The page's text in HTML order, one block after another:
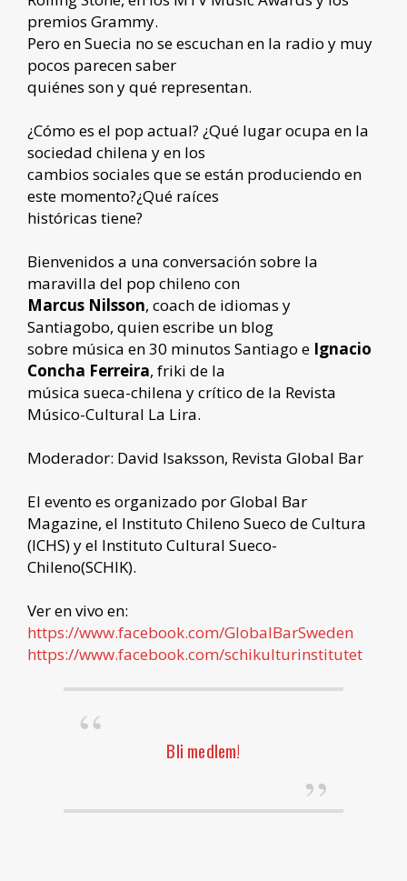
premios Grammy.
Pero en Suecia no se escuchan en la radio y muy
pocos parecen saber
quiénes son y qué representan.
¿Cómo es el pop actual? ¿Qué lugar ocupa en la
sociedad chilena y en los
cambios sociales que se están produciendo en
este momento?¿Qué raíces
históricas tiene?
Bienvenidos a una conversación sobre la
maravilla del pop chileno con
Marcus Nilsson, coach de idiomas y
Santiagobo, quien escribe un blog
sobre música en 30 minutos Santiago e Ignacio
Concha Ferreira, friki de la
música sueca-chilena y crítico de la Revista
Músico-Cultural La Lira.
Moderador: David Isaksson, Revista Global Bar
El evento es organizado por Global Bar
Magazine, el Instituto Chileno Sueco de Cultura
(ICHS) y el Instituto Cultural Sueco-
Chileno(SCHIK).
Ver en vivo en:
https://www.facebook.com/GlobalBarSweden
https://www.facebook.com/schikulturinstitutet
Bli medlem!